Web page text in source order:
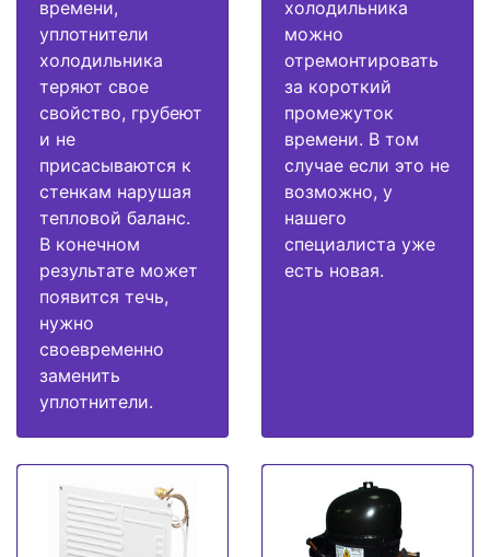
времени,
уплотнители
холодильника
теряют свое
свойство, грубеют
и не
присасываются к
стенкам нарушая
тепловой баланс.
В конечном
результате может
появится течь,
нужно
своевременно
заменить
уплотнители.
холодильника
можно
отремонтировать
за короткий
промежуток
времени. В том
случае если это не
возможно, у
нашего
специалиста уже
есть новая.